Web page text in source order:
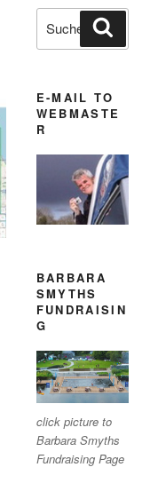
Suchen
nach:
E-MAIL TO
WEBMASTE
R
BARBARA
SMYTHS
FUNDRAISIN
G
click picture to
Barbara Smyths
Fundraising Page